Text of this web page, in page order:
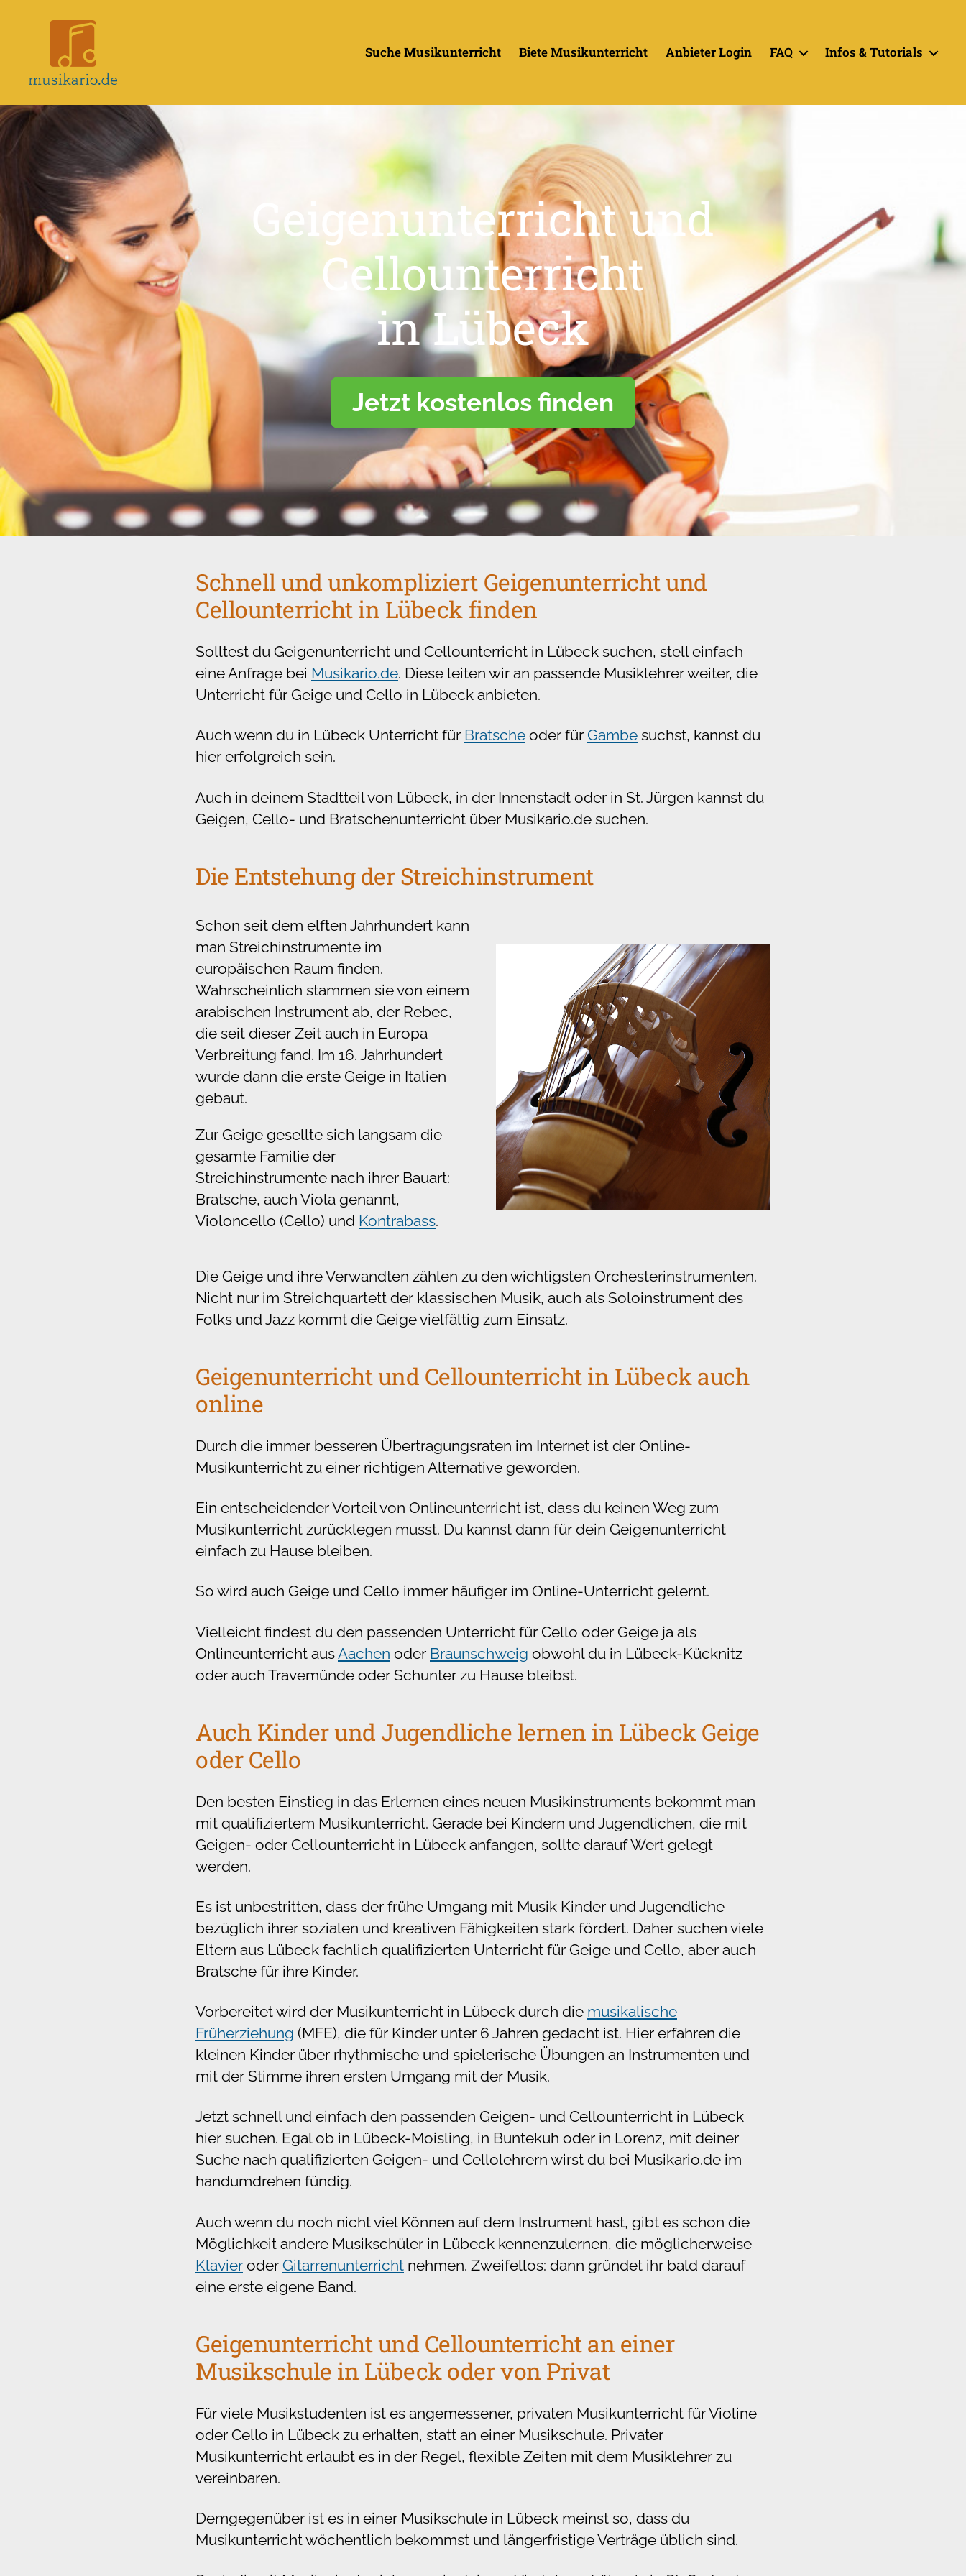
–
Portal
Musikunterricht
Suche Musikunterricht Biete Musikunterricht Anbieter Login FAQ Infos & Tutorials
Geigenunterricht und
Cellounterricht
in Lübeck
Jetzt kostenlos finden
Schnell und unkompliziert Geigenunterricht und
Cellounterricht in Lübeck finden
Solltest du Geigenunterricht und Cellounterricht in Lübeck suchen, stell einfach
eine Anfrage bei Musikario.de. Diese leiten wir an passende Musiklehrer weiter, die
Unterricht für Geige und Cello in Lübeck anbieten.
Auch wenn du in Lübeck Unterricht für Bratsche oder für Gambe suchst, kannst du
hier erfolgreich sein.
Auch in deinem Stadtteil von Lübeck, in der Innenstadt oder in St. Jürgen kannst du
Geigen, Cello- und Bratschenunterricht über Musikario.de suchen.
Die Entstehung der Streichinstrument
Schon seit dem elften Jahrhundert kann
man Streichinstrumente im
europäischen Raum finden.
Wahrscheinlich stammen sie von einem
arabischen Instrument ab, der Rebec,
die seit dieser Zeit auch in Europa
Verbreitung fand. Im 16. Jahrhundert
wurde dann die erste Geige in Italien
gebaut.
Zur Geige gesellte sich langsam die
gesamte Familie der
Streichinstrumente nach ihrer Bauart:
Bratsche, auch Viola genannt,
Violoncello (Cello) und Kontrabass.
Die Geige und ihre Verwandten zählen zu den wichtigsten Orchesterinstrumenten.
Nicht nur im Streichquartett der klassischen Musik, auch als Soloinstrument des
Folks und Jazz kommt die Geige vielfältig zum Einsatz.
Geigenunterricht und Cellounterricht in Lübeck auch
online
Durch die immer besseren Übertragungsraten im Internet ist der Online-
Musikunterricht zu einer richtigen Alternative geworden.
Ein entscheidender Vorteil von Onlineunterricht ist, dass du keinen Weg zum
Musikunterricht zurücklegen musst. Du kannst dann für dein Geigenunterricht
einfach zu Hause bleiben.
So wird auch Geige und Cello immer häufiger im Online-Unterricht gelernt.
Vielleicht findest du den passenden Unterricht für Cello oder Geige ja als
Onlineunterricht ausAachen oder Braunschweig obwohl du in Lübeck-Kücknitz
oder auch Travemünde oder Schunter zu Hause bleibst.
Auch Kinder und Jugendliche lernen in Lübeck Geige
oder Cello
Den besten Einstieg in das Erlernen eines neuen Musikinstruments bekommt man
mit qualifiziertem Musikunterricht. Gerade bei Kindern und Jugendlichen, die mit
Geigen- oder Cellounterricht in Lübeck anfangen, sollte darauf Wert gelegt
werden.
Es ist unbestritten, dass der frühe Umgang mit Musik Kinder und Jugendliche
bezüglich ihrer sozialen und kreativen Fähigkeiten stark fördert. Daher suchen viele
Eltern aus Lübeck fachlich qualifizierten Unterricht für Geige und Cello, aber auch
Bratsche für ihre Kinder.
Vorbereitet wird der Musikunterricht in Lübeck durch die musikalische
Früherziehung (MFE), die für Kinder unter 6 Jahren gedacht ist. Hier erfahren die
kleinen Kinder über rhythmische und spielerische Übungen an Instrumenten und
mit der Stimme ihren ersten Umgang mit der Musik.
Jetzt schnell und einfach den passenden Geigen- und Cellounterricht in Lübeck
hier suchen. Egal ob in Lübeck-Moisling, in Buntekuh oder in Lorenz, mit deiner
Suche nach qualifizierten Geigen- und Cellolehrern wirst du bei Musikario.de im
handumdrehen fündig.
Auch wenn du noch nicht viel Können auf dem Instrument hast, gibt es schon die
Möglichkeit andere Musikschüler in Lübeck kennenzulernen, die möglicherweise
Klavier oder Gitarrenunterricht nehmen. Zweifellos: dann gründet ihr bald darauf
eine erste eigene Band.
Geigenunterricht und Cellounterricht an einer
Musikschule in Lübeck oder von Privat
Für viele Musikstudenten ist es angemessener, privaten Musikunterricht für Violine
oder Cello in Lübeck zu erhalten, statt an einer Musikschule. Privater
Musikunterricht erlaubt es in der Regel, flexible Zeiten mit dem Musiklehrer zu
vereinbaren.
Demgegenüber ist es in einer Musikschule in Lübeck meinst so, dass du
Musikunterricht wöchentlich bekommst und längerfristige Verträge üblich sind.